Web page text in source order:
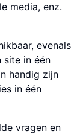
media, enz.
evenals
site in één
handig zijn
in één
vragen en